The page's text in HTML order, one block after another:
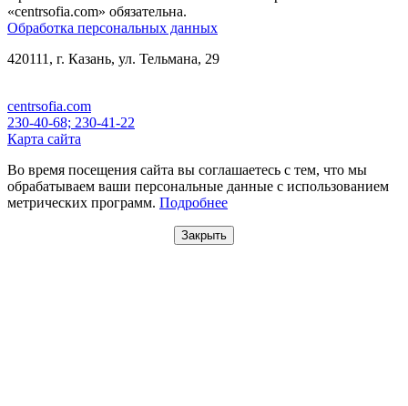
«centrsofia.com» обязательна.
Обработка персональных данных
420111, г. Казань, ул. Тельмана, 29
centrsofia.com
230-40-68; 230-41-22
Карта сайта
Во время посещения сайта вы соглашаетесь с тем, что мы
обрабатываем ваши персональные данные с использованием
метрических программ. Подробнее
Закрыть